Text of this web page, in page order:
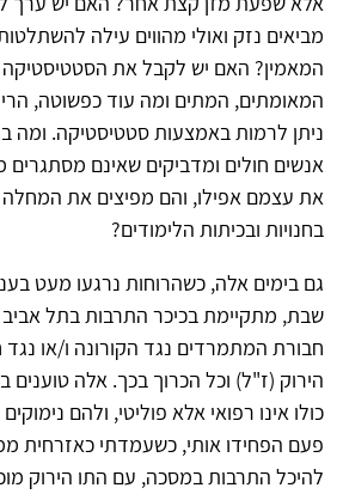
מביאים נזק ואולי מהווים עילה
המאמין? האם יש לקבל את הסטטיסטיקה
המאומתים, המתים ומה עוד כפשוטה, הרי
ניתן לרמות באמצעות סטטיסטיקה. ומה
אנשים חולים ומדביקים שאינם מסתגרים
את עצמם אפילו, והם מפיצים את המחלה
בחנויות ובכיתות הלימודים?
גם בימים אלה, כשהרוחות נרגעו מעט
שבת, מתקיימת בכיכר התרבות בתל
חבורת המתמרדים נגד הקורונה ו/או נגד
הירוק (ז"ל) וכל הכרוך בכך. אלה טוענים
כולו אינו רפואי אלא פוליטי, ולהם
פעם הפחידו אותי, כשעמדתי כאזרחית
להיכל התרבות במסכה, עם התו הירוק